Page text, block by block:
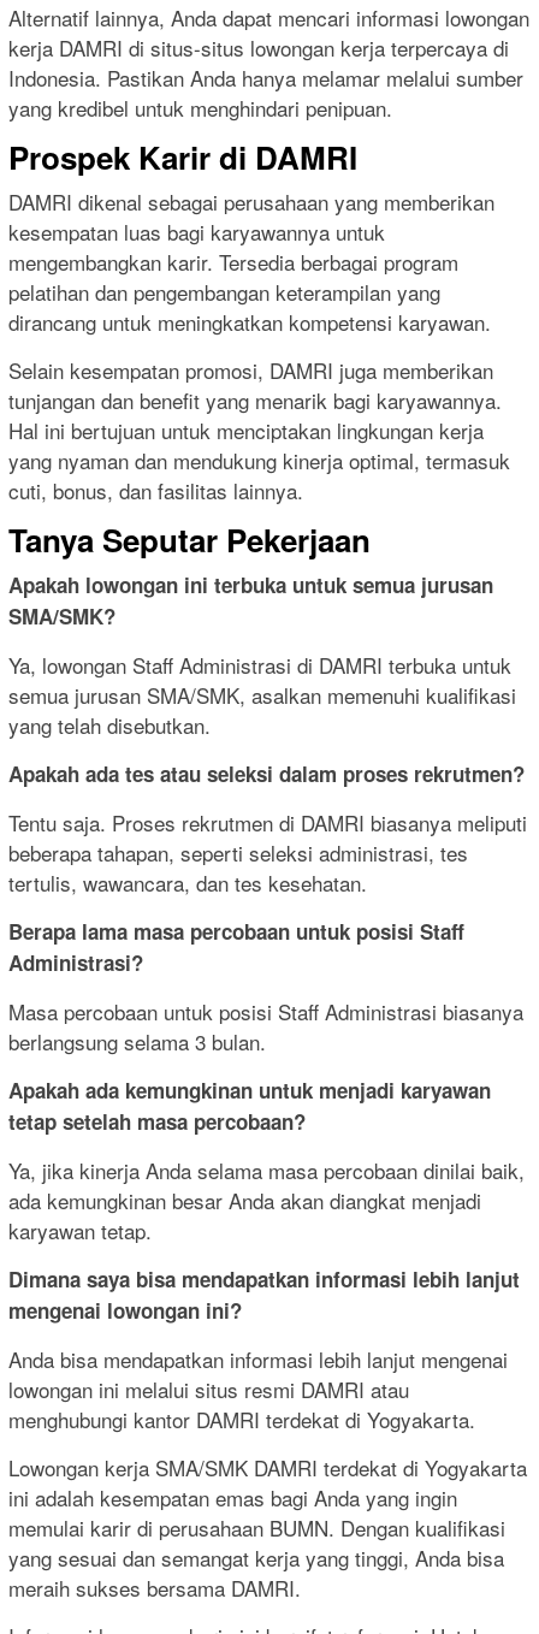
Alternatif lainnya, Anda dapat mencari informasi lowongan
kerja DAMRI di situs-situs lowongan kerja terpercaya di
Indonesia. Pastikan Anda hanya melamar melalui sumber
yang kredibel untuk menghindari penipuan.
Prospek Karir di DAMRI
DAMRI dikenal sebagai perusahaan yang memberikan
kesempatan luas bagi karyawannya untuk
mengembangkan karir. Tersedia berbagai program
pelatihan dan pengembangan keterampilan yang
dirancang untuk meningkatkan kompetensi karyawan.
Selain kesempatan promosi, DAMRI juga memberikan
tunjangan dan benefit yang menarik bagi karyawannya.
Hal ini bertujuan untuk menciptakan lingkungan kerja
yang nyaman dan mendukung kinerja optimal, termasuk
cuti, bonus, dan fasilitas lainnya.
Tanya Seputar Pekerjaan
Apakah lowongan ini terbuka untuk semua jurusan
SMA/SMK?
Ya, lowongan Staff Administrasi di DAMRI terbuka untuk
semua jurusan SMA/SMK, asalkan memenuhi kualifikasi
yang telah disebutkan.
Apakah ada tes atau seleksi dalam proses rekrutmen?
Tentu saja. Proses rekrutmen di DAMRI biasanya meliputi
beberapa tahapan, seperti seleksi administrasi, tes
tertulis, wawancara, dan tes kesehatan.
Berapa lama masa percobaan untuk posisi Staff
Administrasi?
Masa percobaan untuk posisi Staff Administrasi biasanya
berlangsung selama 3 bulan.
Apakah ada kemungkinan untuk menjadi karyawan
tetap setelah masa percobaan?
Ya, jika kinerja Anda selama masa percobaan dinilai baik,
ada kemungkinan besar Anda akan diangkat menjadi
karyawan tetap.
Dimana saya bisa mendapatkan informasi lebih lanjut
mengenai lowongan ini?
Anda bisa mendapatkan informasi lebih lanjut mengenai
lowongan ini melalui situs resmi DAMRI atau
menghubungi kantor DAMRI terdekat di Yogyakarta.
Lowongan kerja SMA/SMK DAMRI terdekat di Yogyakarta
ini adalah kesempatan emas bagi Anda yang ingin
memulai karir di perusahaan BUMN. Dengan kualifikasi
yang sesuai dan semangat kerja yang tinggi, Anda bisa
meraih sukses bersama DAMRI.